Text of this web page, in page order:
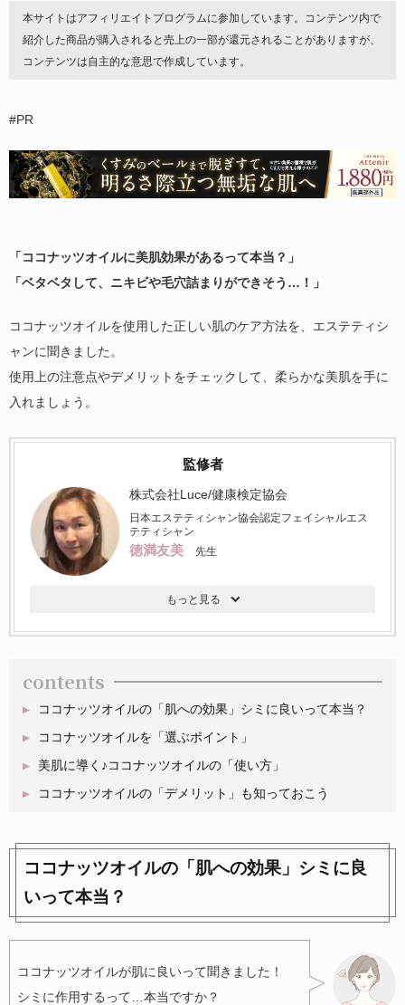
本サイトはアフィリエイトプログラムに参加しています。コンテンツ内で
紹介した商品が購入されると売上の一部が還元されることがありますが、
コンテンツは自主的な意思で作成しています。
#PR
「ココナッツオイルに美肌効果があるって本当？」
「ベタベタして、ニキビや毛穴詰まりができそう…！」
ココナッツオイルを使用した正しい肌のケア方法を、エステティシ
ャンに聞きました。
使用上の注意点やデメリットをチェックして、柔らかな美肌を手に
入れましょう。
監修者
株式会社Luce/健康検定協会
日本エステティシャン協会認定フェイシャルエス
テティシャン
徳満友美 先生
contents
ココナッツオイルの「肌への効果」シミに良いって本当？
ココナッツオイルを「選ぶポイント」
美肌に導く♪ココナッツオイルの「使い方」
ココナッツオイルの「デメリット」も知っておこう
ココナッツオイルの「肌への効果」シミに良
いって本当？
ココナッツオイルが肌に良いって聞きました！
シミに作用するって…本当ですか？